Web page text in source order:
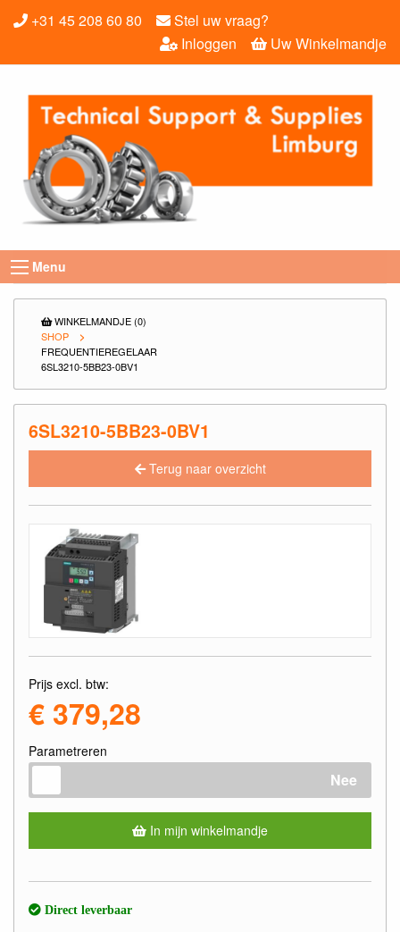
+31 45 208 60 80
Stel uw vraag?
Uw Winkelmandje
Inloggen
Menu
WINKELMANDJE (0)
SHOP
FREQUENTIEREGELAAR
6SL3210-5BB23-0BV1
6SL3210-5BB23-0BV1
Terug naar overzicht
Prijs excl. btw:
€ 379,28
Parametreren
Nee
In mijn winkelmandje
Direct leverbaar